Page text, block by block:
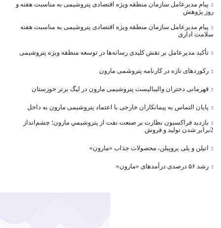
پیام مدیرعامل سازمان منطقه ویژه اقتصادی پتروشیمی به مناسبت هفته و
روز پژوهش
پیام مدیرعامل سازمان منطقه ویژه اقتصادی پتروشیمی به مناسبت هفته
سلامت اداری
تأکید مدیرعامل بر نقش کلیدی رسانه‌ها در توسعه منطقه ویژه پتروشیمی
رکوردهای تازه در کارنامه پتروشمی مارون
قهرمانی دختران والیبالیست پتروشیمی مارون در لیگ برتر خوزستان
پایان التماس به پیمانکاران خارجی با اعتماد پتروشیمی مارون به داخل
بازديد فراکسيون نظارت بر صنعت نفت از پتروشيمي مارون؛ چشم‌انداز
2برابر شدن توليد و فروش
اتیلن و پلی پروپیلن، محصولات جذاب «مارون»
رشد ۵۶ درصدی درآمد‌های «مارون»